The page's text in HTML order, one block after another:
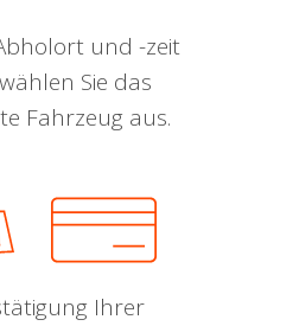
und -zeit
Sie das
Fahrzeug aus.
Ihrer